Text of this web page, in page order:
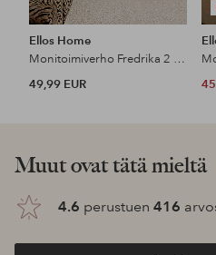
Ellos Home
Monitoimiverho Fredrika 2 kpl
49,99 EUR
Muut ovat tätä mieltä
4.6 perustuen 416